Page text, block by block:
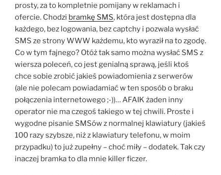
prosty, za to kompletnie pomijany w reklamach i
ofercie. Chodzi bramkę SMS, która jest dostępna dla
każdego, bez logowania, bez captchy i pozwala wysłać
SMS ze strony WWW każdemu, kto wyraził na to zgodę.
Co w tym fajnego? Otóż tak samo można wysłać SMS z
wiersza poleceń, co jest genialną sprawą, jeśli ktoś
chce sobie zrobić jakieś powiadomienia z serwerów
(ale nie polecam powiadamiać w ten sposób o braku
połączenia internetowego ;-))… AFAIK żaden inny
operator nie ma czegoś takiego w tej chwili. Proste i
wygodne pisanie SMSów z normalnej klawiatury (jakieś
100 razy szybsze, niż z klawiatury telefonu, w moim
przypadku) to już zupełny – choć miły – dodatek. Tak czy
inaczej bramka to dla mnie killer ficzer.